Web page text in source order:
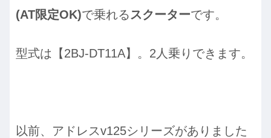
(AT限定OK)で乗れるスクーターです。
型式は【2BJ-DT11A】。2人乗りできます。
以前、アドレスv125シリーズがありました